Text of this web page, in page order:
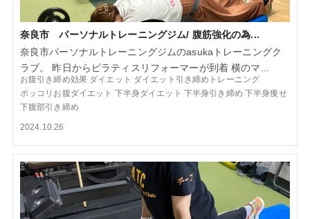
奈良市 パーソナルトレーニングジム/ 腹筋強化の為...
奈良市パーソナルトレーニングジムのasukaトレーニングク
ラブ。 昨日からピラティスリフォーマーが到着 横のマ...
お腹引き締め効果 ダイエット ダイエット引き締めトレーニング
ポッコリお腹ダイエット 下半身ダイエット 下半身引き締め 下半身痩せ
下腹部引き締め
2024.10.26